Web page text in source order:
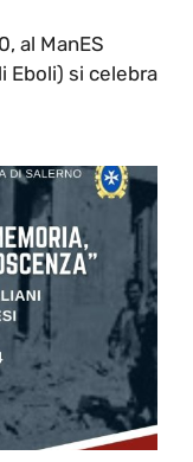
al ManES
Eboli) si celebra